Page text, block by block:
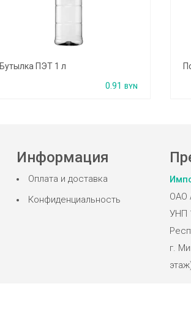
Бутылка ПЭТ 1 л
0.91 BYN
Информация
Оплата и доставка
Конфиденциальность
ОАО
УНП
г.